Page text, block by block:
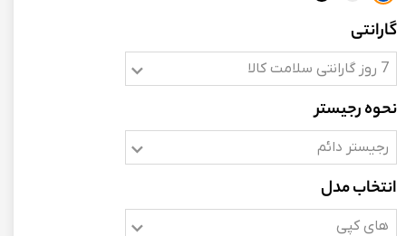
گارانتی
7 روز گارانتی سلامت کالا
نحوه رجیستر
رجیستر دائم
انتخاب مدل
های کپی